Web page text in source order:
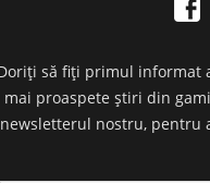
să fiți primul informat
mai proaspete știri din
newsletterul nostru, pentru